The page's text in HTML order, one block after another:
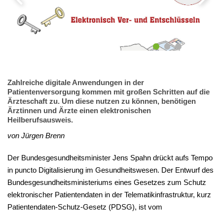
Zahlreiche digitale Anwendungen in der
Patientenversorgung kommen mit großen Schritten auf die
Ärzteschaft zu. Um diese nutzen zu können, benötigen
Ärztinnen und Ärzte einen elektronischen
Heilberufsausweis.
von Jürgen Brenn
Der Bundesgesundheitsminister Jens Spahn drückt aufs Tempo
in puncto Digitalisierung im Gesundheitswesen. Der Entwurf des
Bundesgesundheitsministeriums eines Gesetzes zum Schutz
elektronischer Patientendaten in der Telematikinfrastruktur, kurz
Patientendaten-Schutz-Gesetz (PDSG), ist vom